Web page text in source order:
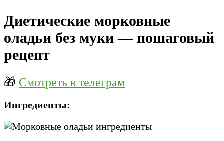
Диетические морковные
оладьи без муки — пошаговый
рецепт
🎁 Смотреть в телеграм
Ингредиенты: